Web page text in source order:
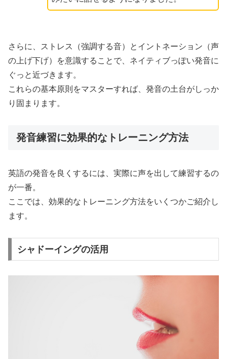
さらに、ストレス（強調する音）とイントネーション（声
の上げ下げ）を意識することで、ネイティブっぽい発音に
ぐっと近づきます。
これらの基本原則をマスターすれば、発音の土台がしっか
り固まります。
発音練習に効果的なトレーニング方法
英語の発音を良くするには、実際に声を出して練習するの
が一番。
ここでは、効果的なトレーニング方法をいくつかご紹介し
ます。
シャドーイングの活用